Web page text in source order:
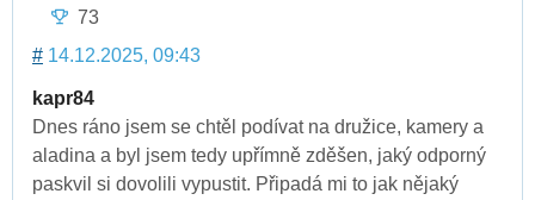
73
# 14.12.2025, 09:43
kapr84
Dnes ráno jsem se chtěl podívat na družice, kamery a
aladina a byl jsem tedy upřímně zděšen, jaký odporný
paskvil si dovolili vypustit. Připadá mi to jak nějaký